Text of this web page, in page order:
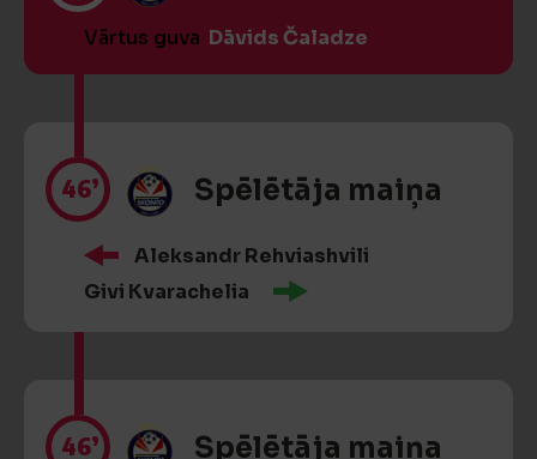
Vārtus guva Dāvids Čaladze
46’ Spēlētāja maiņa
Aleksandr Rehviashvili
Givi Kvarachelia
46’ Spēlētāja maiņa